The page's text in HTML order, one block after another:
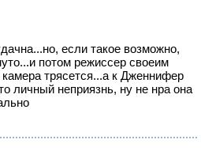
если такое возможно,
потом режиссер своеим
трясется...а к Дженнифер
личный неприязнь, ну не нра она